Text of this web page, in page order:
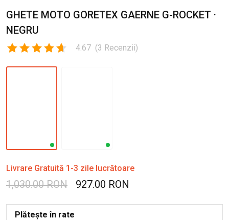
GHETE MOTO GORETEX GAERNE G-ROCKET ·
NEGRU
4.67 (3 Recenzii)
Livrare Gratuită 1-3 zile lucrătoare
1,030.00 RON 927.00 RON
Plătește în rate